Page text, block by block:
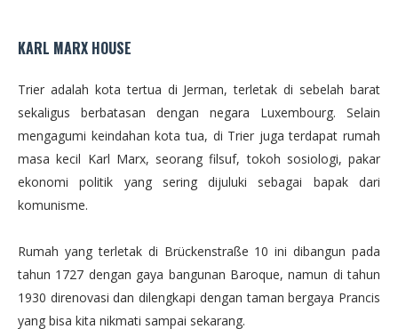
KARL MARX HOUSE
Trier adalah kota tertua di Jerman, terletak di sebelah barat
sekaligus berbatasan dengan negara Luxembourg. Selain
mengagumi keindahan kota tua, di Trier juga terdapat rumah
masa kecil Karl Marx, seorang filsuf, tokoh sosiologi, pakar
ekonomi politik yang sering dijuluki sebagai bapak dari
komunisme.
Rumah yang terletak di Brückenstraße 10 ini dibangun pada
tahun 1727 dengan gaya bangunan Baroque, namun di tahun
1930 direnovasi dan dilengkapi dengan taman bergaya Prancis
yang bisa kita nikmati sampai sekarang.